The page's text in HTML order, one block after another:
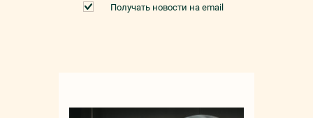
Получать новости на email